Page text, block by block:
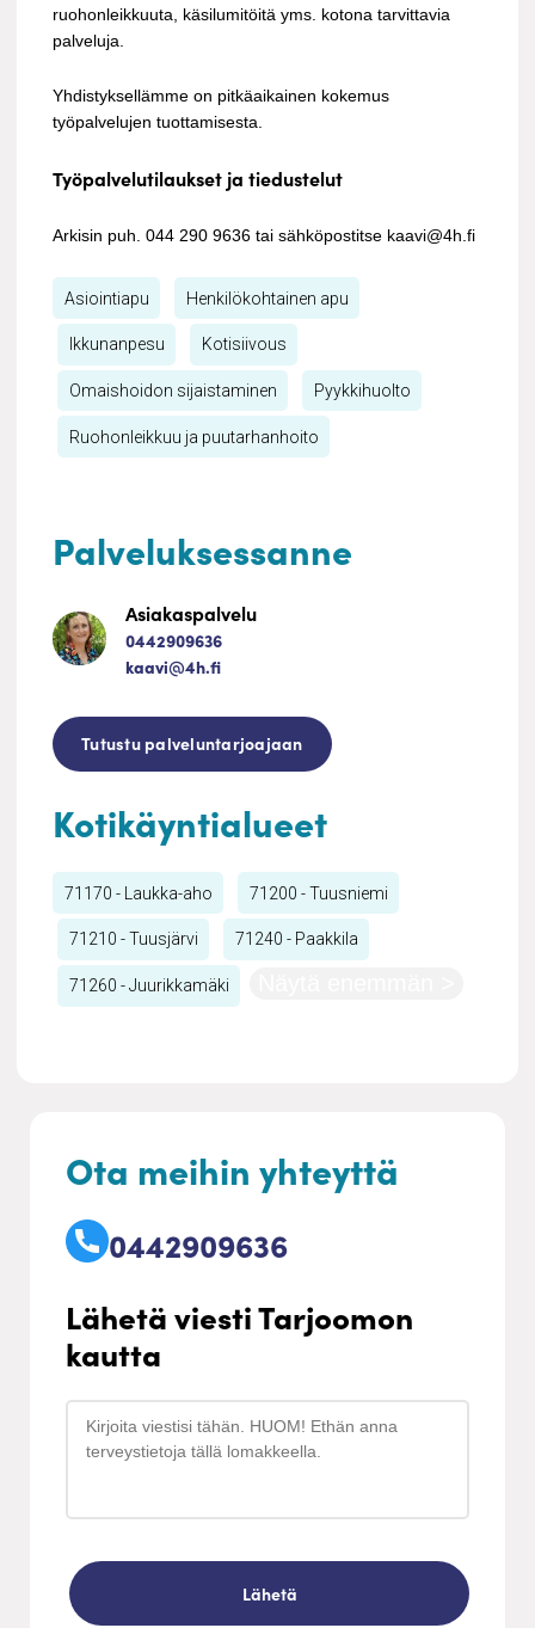
ruohonleikkuuta, käsilumitöitä yms. kotona tarvittavia
palveluja.
Yhdistyksellämme on pitkäaikainen kokemus
työpalvelujen tuottamisesta.
Työpalvelutilaukset ja tiedustelut
Arkisin puh. 044 290 9636 tai sähköpostitse kaavi@4h.fi
Asiointiapu Henkilökohtainen apu
Ikkunanpesu Kotisiivous
Omaishoidon sijaistaminen Pyykkihuolto
Ruohonleikkuu ja puutarhanhoito
Palveluksessanne
Asiakaspalvelu
0442909636
kaavi@4h.fi
Tutustu palveluntarjoajaan
Kotikäyntialueet
71170 - Laukka-aho 71200 - Tuusniemi
71210 - Tuusjärvi 71240 - Paakkila
71260 - Juurikkamäki
Ota meihin yhteyttä
0442909636
Lähetä viesti Tarjoomon
kautta